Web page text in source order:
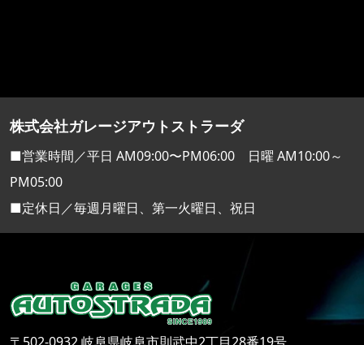
株式会社ガレージアウトストラーダ
■営業時間／平日 AM09:00〜PM06:00 日曜 AM10:00～
PM05:00
■定休日／毎週月曜日、第一火曜日、祝日